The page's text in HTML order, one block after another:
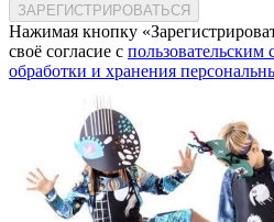
ЗАРЕГИСТРИРОВАТЬСЯ
Нажимая кнопку
своё согласие с пользовательским
обработки и хранения